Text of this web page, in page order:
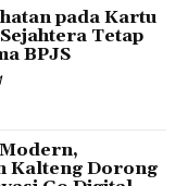
pada Kartu
Tetap
BPJS
Kalteng Dorong